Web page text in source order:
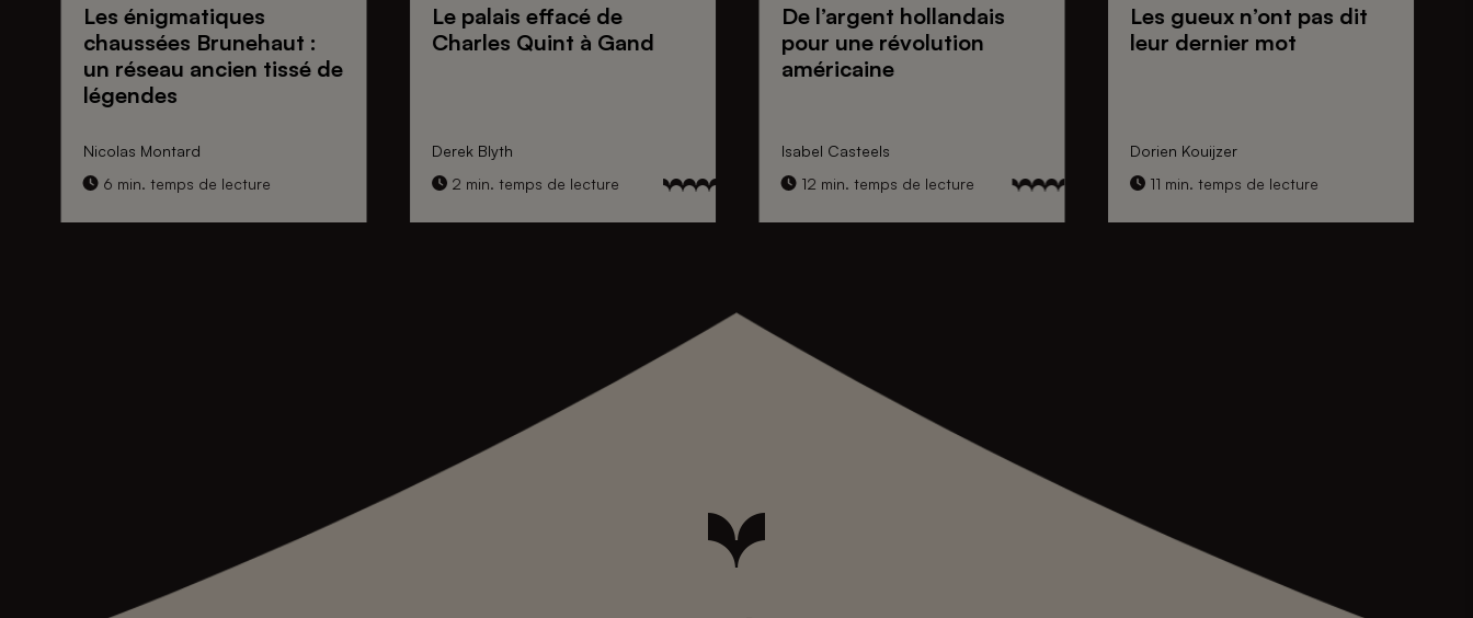
Les énigmatiques
chaussées Brunehaut :
un réseau ancien tissé de
légendes
Nicolas Montard
6 min. temps de lecture
Le palais effacé de
Charles Quint à Gand
Derek Blyth
2 min. temps de lecture
De l’argent hollandais
pour une révolution
américaine
Isabel Casteels
12 min. temps de lecture
Les gueuxn’ont pas dit
leur dernier mot
Dorien Kouijzer
11 min. temps de lecture